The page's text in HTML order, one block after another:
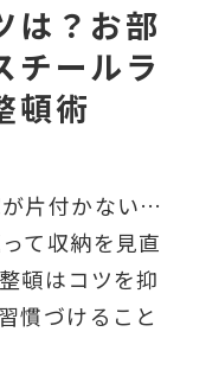
は？お部
チールラ
頓術
片付かない…
て収納を見直
頓はコツを抑
慣づけること